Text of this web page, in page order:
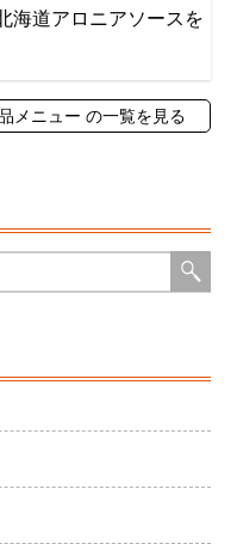
海道アロニアソースを
メニュー の一覧を見る